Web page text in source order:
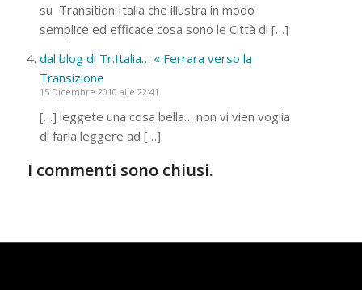
su Transition Italia che illustra in modo
semplice ed efficace cosa sono le Città di […]
dal blog di Tr.Italia… « Ferrara verso la
Transizione
15 Dicembre 2010 alle 22:41
[…] leggete una cosa bella… non vi vien voglia
di farla leggere ad […]
I commenti sono chiusi.